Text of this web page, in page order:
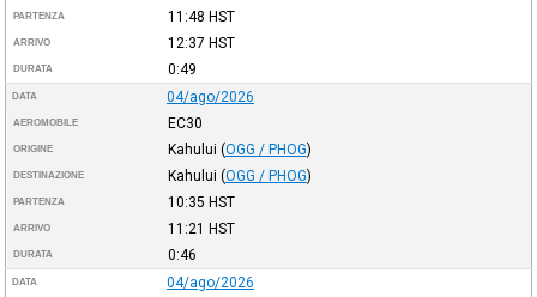
PARTENZA 11:48 HST
ARRIVO 12:37 HST
DURATA 0:49
DATA 04/ago/2026
AEROMOBILE EC30
ORIGINE Kahului (OGG / PHOG)
DESTINAZIONE Kahului (OGG / PHOG)
PARTENZA 10:35 HST
ARRIVO 11:21 HST
DURATA 0:46
DATA 04/ago/2026